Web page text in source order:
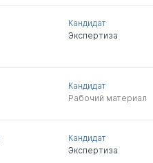
Кандидат
Экспертиза
Кандидат
Рабочий материал
Кандидат
Экспертиза